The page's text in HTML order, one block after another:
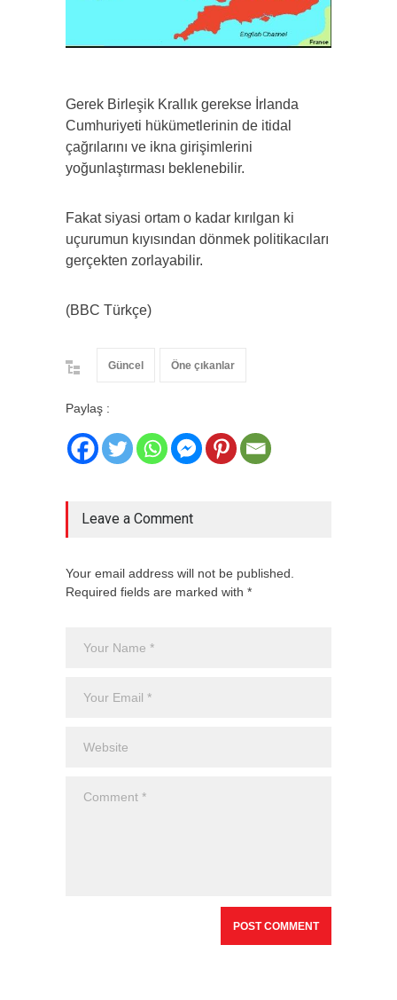
Gerek Birleşik Krallık gerekse İrlanda
Cumhuriyeti hükümetlerinin de itidal
çağrılarını ve ikna girişimlerini
yoğunlaştırması beklenebilir.
Fakat siyasi ortam o kadar kırılgan ki
uçurumun kıyısından dönmek politikacıları
gerçekten zorlayabilir.
(BBC Türkçe)
Güncel Öne çıkanlar
Paylaş :
Leave a Comment
Your email address will not be published.
Required fields are marked with *